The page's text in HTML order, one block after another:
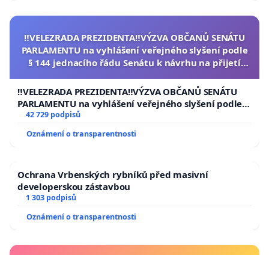
‼️VELEZRADA PREZIDENTA‼️VÝZVA OBČANŮ SENÁTU
PARLAMENTU na vyhlášení veřejného slyšení podle
§ 144 jednacího řádu Senátu k návrhu na přijetí
republiky
‼️VELEZRADA PREZIDENTA‼️VÝZVA OBČANŮ SENÁTU
PARLAMENTU na vyhlášení veřejného slyšení podle §
144 jednacího řádu Senátu k návrhu na přijetí
republiky
42 729 podpisů
Oznámení o transparentnosti
Ochrana Vrbenských rybníků před masivní
developerskou zástavbou
1 303 podpisů
Oznámení o transparentnosti